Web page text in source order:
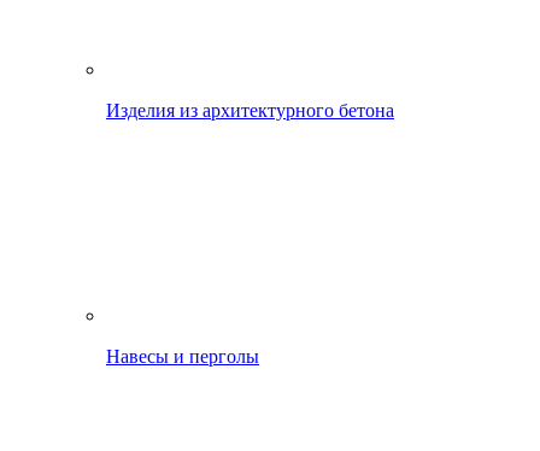
Изделия из архитектурного бетона
Навесы и перголы